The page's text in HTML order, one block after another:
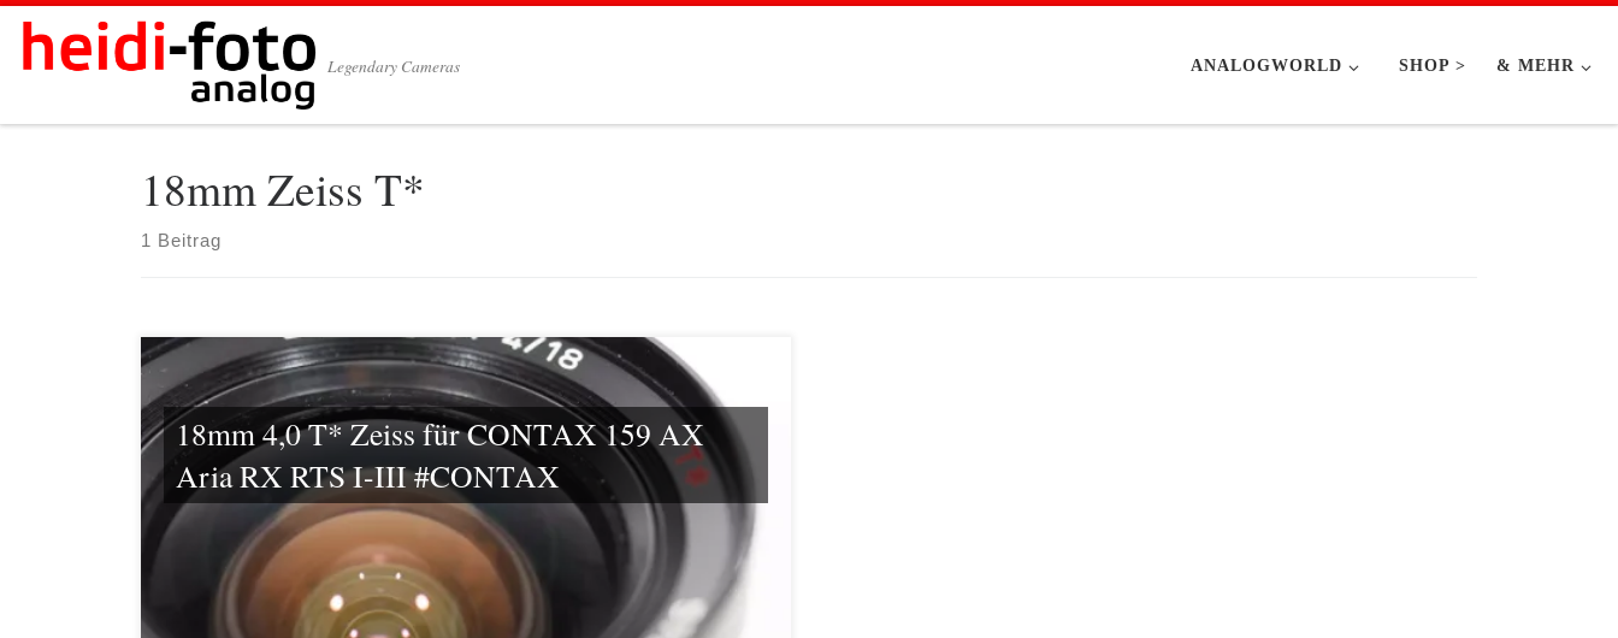
Zum Inhalt springen
Legendary Cameras ANALOGWORLD SHOP > & MEHR
18mm Zeiss T*
1 Beitrag
18mm 4,0 T* Zeiss für CONTAX 159 AX
Aria RX RTS I-III #CONTAX